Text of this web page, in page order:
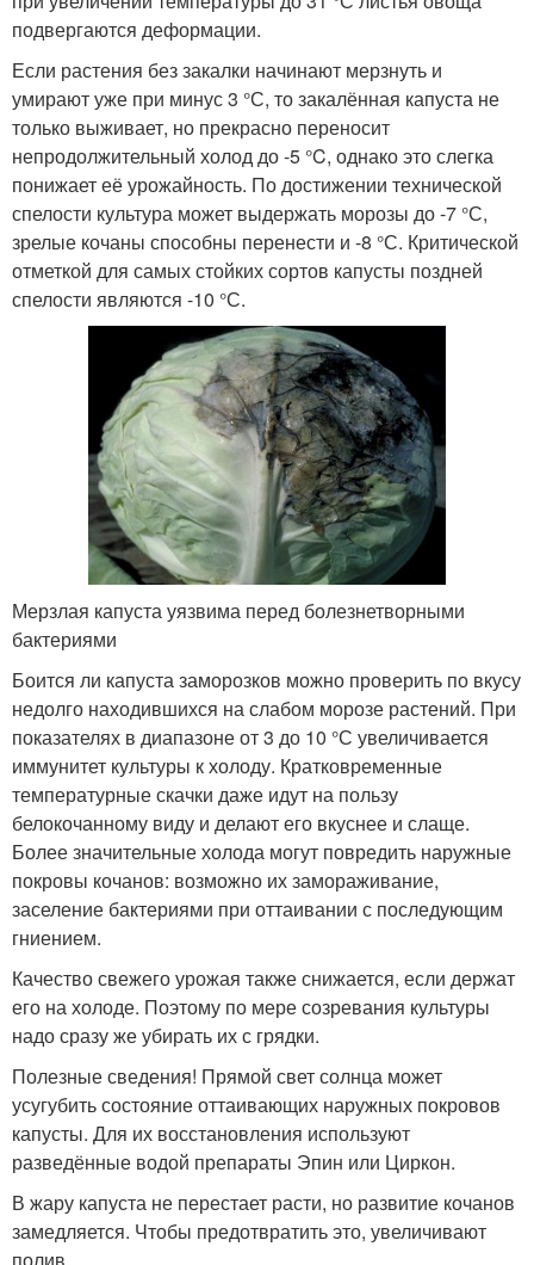
подвергаются деформации.
Если растения без закалки начинают мерзнуть и
умирают уже при минус 3 °С, то закалённая капуста не
только выживает, но прекрасно переносит
непродолжительный холод до -5 °C, однако это слегка
понижает её урожайность. По достижении технической
спелости культура может выдержать морозы до -7 °С,
зрелые кочаны способны перенести и -8 °С. Критической
отметкой для самых стойких сортов капусты поздней
спелости являются -10 °С.
Мерзлая капуста уязвима перед болезнетворными
бактериями
Боится ли капуста заморозков можно проверить по вкусу
недолго находившихся на слабом морозе растений. При
показателях в диапазоне от 3 до 10 °С увеличивается
иммунитет культуры к холоду. Кратковременные
температурные скачки даже идут на пользу
белокочанному виду и делают его вкуснее и слаще.
Более значительные холода могут повредить наружные
покровы кочанов: возможно их замораживание,
заселение бактериями при оттаивании с последующим
гниением.
Качество свежего урожая также снижается, если держат
его на холоде. Поэтому по мере созревания культуры
надо сразу же убирать их с грядки.
Полезные сведения! Прямой свет солнца может
усугубить состояние оттаивающих наружных покровов
капусты. Для их восстановления используют
разведённые водой препараты Эпин или Циркон.
В жару капуста не перестает расти, но развитие кочанов
замедляется. Чтобы предотвратить это, увеличивают
полив.